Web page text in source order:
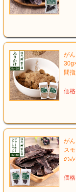
が
間指
価
が
ス
の
価